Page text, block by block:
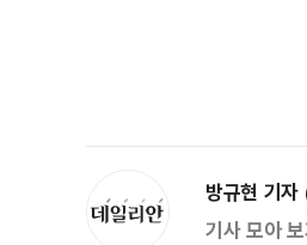
방규현 기
기사 모아